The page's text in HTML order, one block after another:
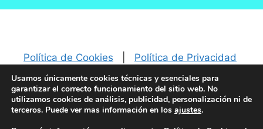
Política de Cookies
Política de Privacidad
Aviso Legal
Usamos únicamente cookies técnicas y esenciales para
garantizar el correcto funcionamiento del sitio web. No
utilizamos cookies de análisis, publicidad, personalización ni de
terceros. Puede ver mas información en los ajustes.